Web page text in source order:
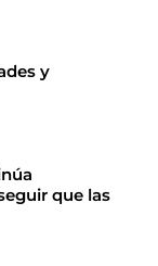
y
que las